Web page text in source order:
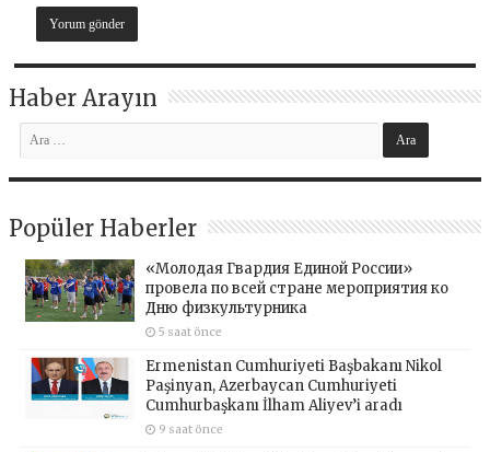
Haber Arayın
Popüler Haberler
«Молодая Гвардия Единой России»
провела по всей стране мероприятия ко
Дню физкультурника
5 saat önce
Ermenistan Cumhuriyeti Başbakanı Nikol
Paşinyan, Azerbaycan Cumhuriyeti
Cumhurbaşkanı İlham Aliyev’i aradı
9 saat önce